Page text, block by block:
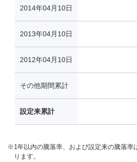
※ 1年以内の騰落率、および設定来の騰落率
ります。